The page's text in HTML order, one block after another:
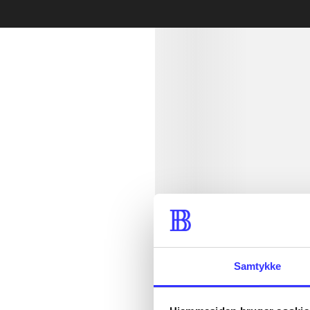
Samtykke